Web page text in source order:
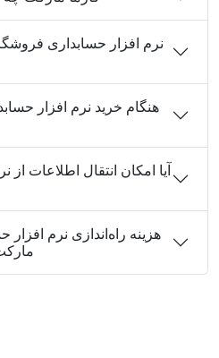
نرم افزار حسابداری
هنگام خرید نرم افزار
آیا امکان انتقال اطلاعات از
هزینه راه‌اندازی نرم